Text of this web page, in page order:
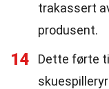
trakassert
produsent.
14
Dette førte